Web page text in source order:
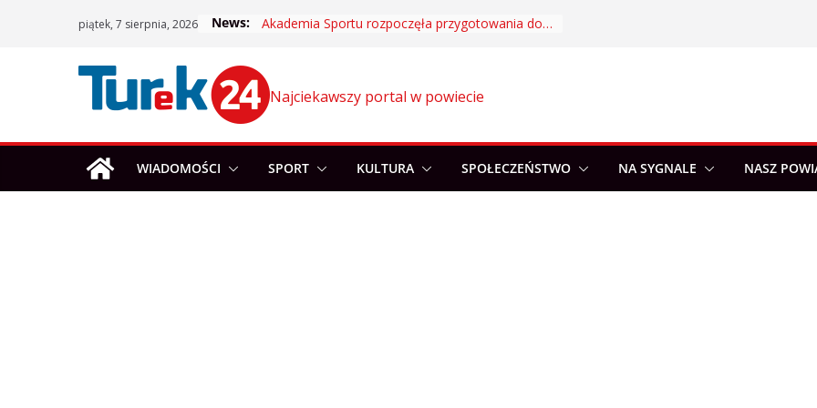
piątek, 7 sierpnia, 2026 News: Akademia Sportu rozpoczęła przygotowania do nowego sezonu
Najciekawszy portal w powiecie
WIADOMOŚCI SPORT KULTURA SPOŁECZEŃSTWO NA SYGNALE NASZ